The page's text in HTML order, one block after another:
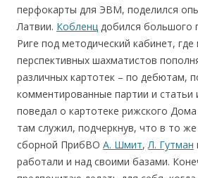
перфокарты для ЭВМ, поделился
Латвии. Кобленц добился большого
Риге под методический кабинет, где
перспективных шахматистов
различных картотек – по дебютам,
комментированные партии и
поведал о картотеке рижского
там служил, подчеркнув, что в то
сборной ПрибВО А. Шмит, Л. Гутман
работали и над своими базами.